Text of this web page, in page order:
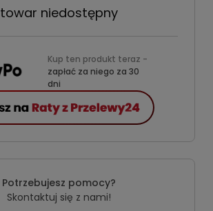
towar niedostępny
Kup ten produkt teraz -
zapłać za niego za 30
dni
Potrzebujesz pomocy?
Skontaktuj się z nami!